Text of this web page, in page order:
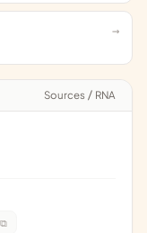
Sources / RNA